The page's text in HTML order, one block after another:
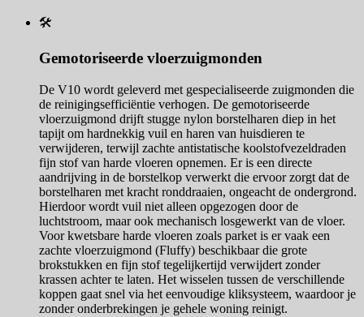
🛠️
Gemotoriseerde vloerzuigmonden
De V10 wordt geleverd met gespecialiseerde zuigmonden die
de reinigingsefficiëntie verhogen. De gemotoriseerde
vloerzuigmond drijft stugge nylon borstelharen diep in het
tapijt om hardnekkig vuil en haren van huisdieren te
verwijderen, terwijl zachte antistatische koolstofvezeldraden
fijn stof van harde vloeren opnemen. Er is een directe
aandrijving in de borstelkop verwerkt die ervoor zorgt dat de
borstelharen met kracht ronddraaien, ongeacht de ondergrond.
Hierdoor wordt vuil niet alleen opgezogen door de
luchtstroom, maar ook mechanisch losgewerkt van de vloer.
Voor kwetsbare harde vloeren zoals parket is er vaak een
zachte vloerzuigmond (Fluffy) beschikbaar die grote
brokstukken en fijn stof tegelijkertijd verwijdert zonder
krassen achter te laten. Het wisselen tussen de verschillende
koppen gaat snel via het eenvoudige kliksysteem, waardoor je
zonder onderbrekingen je gehele woning reinigt.